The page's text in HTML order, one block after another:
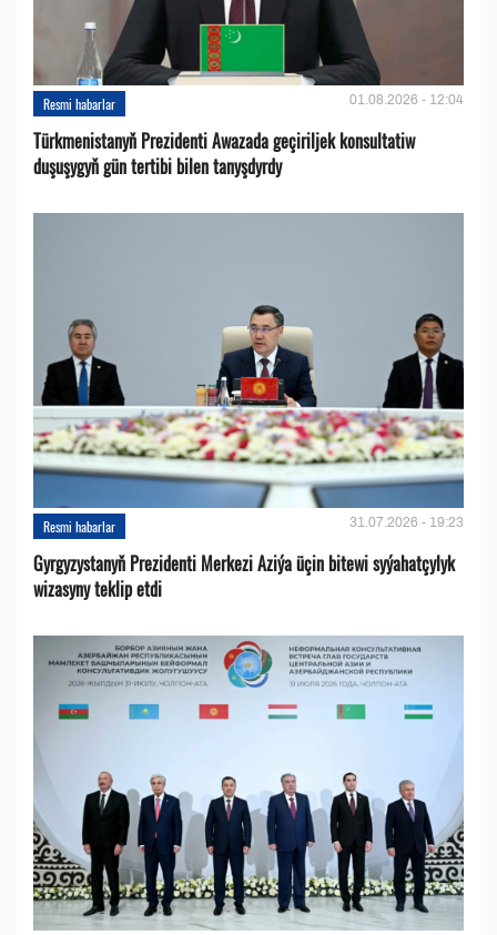
Resmi habarlar 01.08.2026 - 12:04
Türkmenistanyň Prezidenti Awazada geçiriljek konsultatiw
duşuşygyň gün tertibi bilen tanyşdyrdy
Resmi habarlar 31.07.2026 - 19:23
Gyrgyzystanyň Prezidenti Merkezi Aziýa üçin bitewi syýahatçylyk
wizasyny teklip etdi